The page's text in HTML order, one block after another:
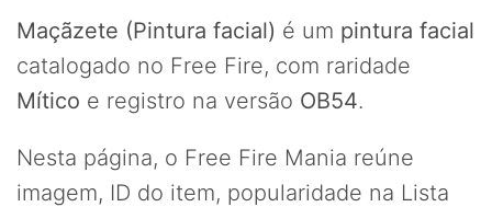
Maçãzete (Pintura facial) é um pintura facial
catalogado no Free Fire, com raridade
Mítico e registro na versão OB54.
Nesta página, o Free Fire Mania reúne
imagem, ID do item, popularidade na Lista